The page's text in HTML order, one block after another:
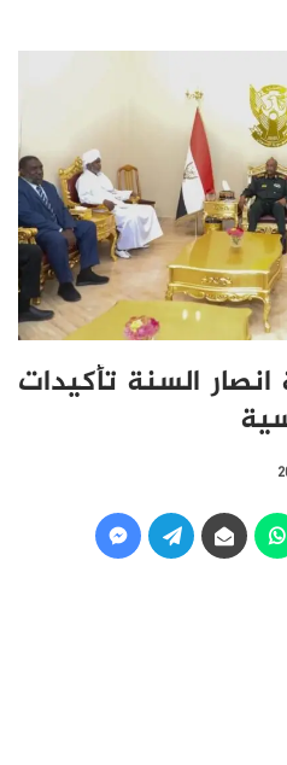
السنة تأكيدات